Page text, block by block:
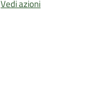
Vedi azioni